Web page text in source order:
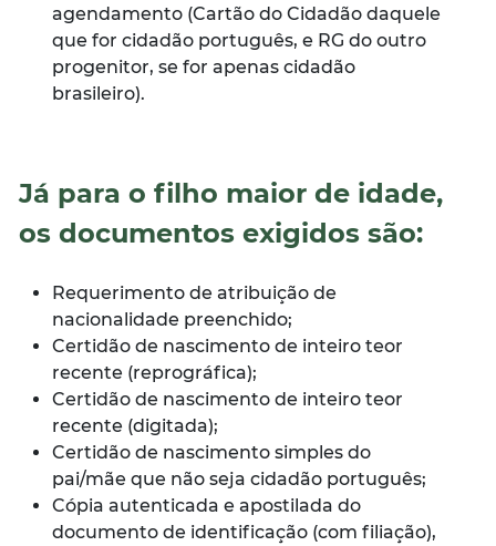
agendamento (Cartão do Cidadão daquele
que for cidadão português, e RG do outro
progenitor, se for apenas cidadão
brasileiro).
Já para o filho maior de idade,
os documentos exigidos são:
Requerimento de atribuição de
nacionalidade preenchido;
Certidão de nascimento de inteiro teor
recente (reprográfica);
Certidão de nascimento de inteiro teor
recente (digitada);
Certidão de nascimento simples do
pai/mãe que não seja cidadão português;
Cópia autenticada e apostilada do
documento de identificação (com filiação),